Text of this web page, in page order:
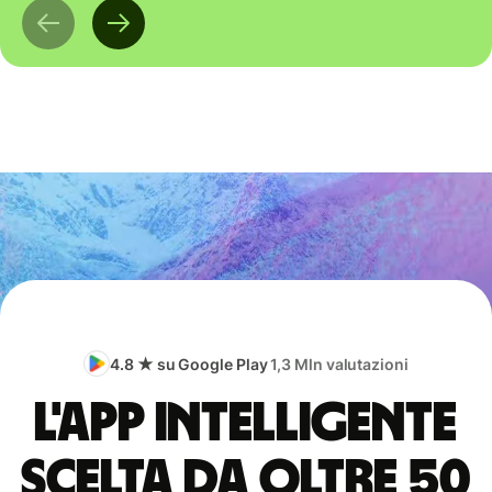
4.8 ★ su Google Play1,3 Mln valutazioni
L'app intelligente
scelta da oltre 50